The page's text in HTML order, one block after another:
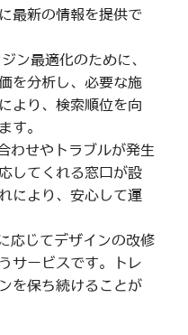
最新の情報を提供で
ン最適化のために、
を分析し、必要な施
より、検索順位を向
す。
わせやトラブルが発生
してくれる窓口が設
により、安心して運
応じてデザインの改修
サービスです。トレ
を保ち続けることが